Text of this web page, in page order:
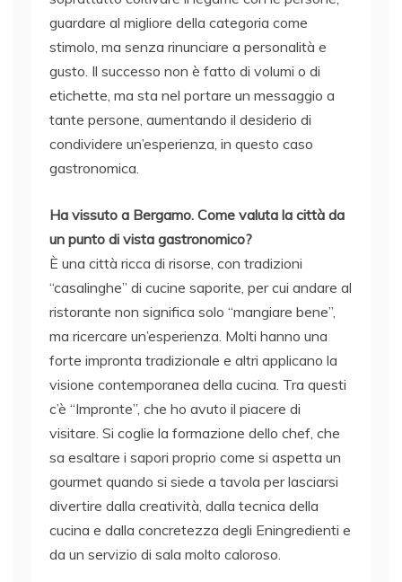
guardare al migliore della categoria come
stimolo, ma senza rinunciare a personalità e
gusto. Il successo non è fatto di volumi o di
etichette, ma sta nel portare un messaggio a
tante persone, aumentando il desiderio di
condividere un’esperienza, in questo caso
gastronomica.
Ha vissuto a Bergamo. Come valuta la città da
un punto di vista gastronomico?
È una città ricca di risorse, con tradizioni
“casalinghe” di cucine saporite, per cui andare al
ristorante non significa solo “mangiare bene”,
ma ricercare un’esperienza. Molti hanno una
forte impronta tradizionale e altri applicano la
visione contemporanea della cucina. Tra questi
c’è “Impronte”, che ho avuto il piacere di
visitare. Si coglie la formazione dello chef, che
sa esaltare i sapori proprio come si aspetta un
gourmet quando si siede a tavola per lasciarsi
divertire dalla creatività, dalla tecnica della
cucina e dalla concretezza degli Eningredienti e
da un servizio di sala molto caloroso.